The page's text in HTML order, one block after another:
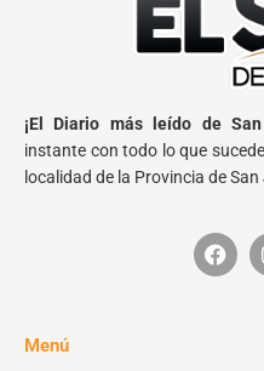
¡El Diario más leído de
instante con todo lo que
localidad de la Provincia de
Menú